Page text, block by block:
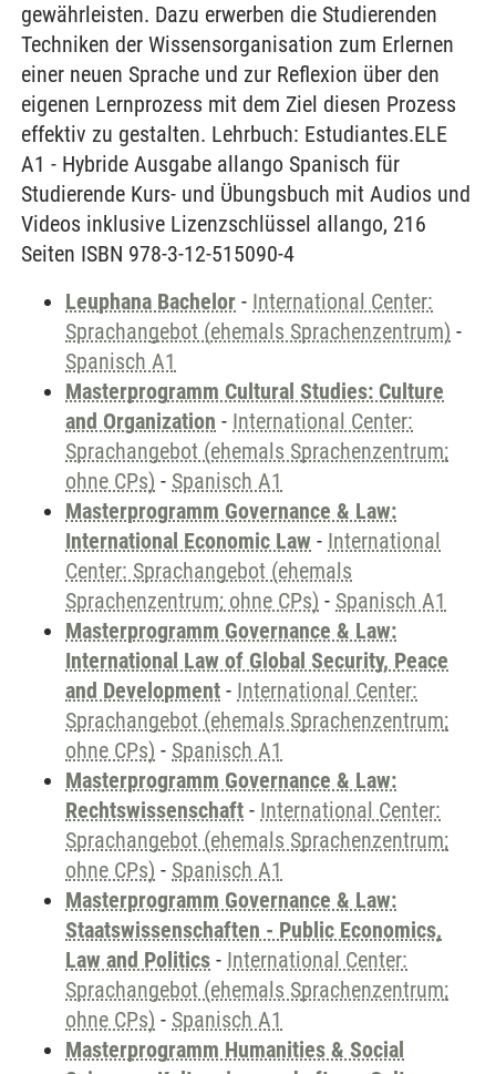
gewährleisten. Dazu erwerben die Studierenden
Techniken der Wissensorganisation zum Erlernen
einer neuen Sprache und zur Reflexion über den
eigenen Lernprozess mit dem Ziel diesen Prozess
effektiv zu gestalten. Lehrbuch: Estudiantes.ELE
A1 - Hybride Ausgabe allango Spanisch für
Studierende Kurs- und Übungsbuch mit Audios und
Videos inklusive Lizenzschlüssel allango, 216
Seiten ISBN 978-3-12-515090-4
Leuphana Bachelor - International Center:
Sprachangebot (ehemals Sprachenzentrum) -
Spanisch A1
Masterprogramm Cultural Studies: Culture
and Organization - International Center:
Sprachangebot (ehemals Sprachenzentrum;
ohne CPs) - Spanisch A1
Masterprogramm Governance & Law:
International Economic Law - International
Center: Sprachangebot (ehemals
Sprachenzentrum; ohne CPs) - Spanisch A1
Masterprogramm Governance & Law:
International Law of Global Security, Peace
and Development - International Center:
Sprachangebot (ehemals Sprachenzentrum;
ohne CPs) - Spanisch A1
Masterprogramm Governance & Law:
Rechtswissenschaft - International Center:
Sprachangebot (ehemals Sprachenzentrum;
ohne CPs) - Spanisch A1
Masterprogramm Governance & Law:
Staatswissenschaften - Public Economics,
Law and Politics - International Center:
Sprachangebot (ehemals Sprachenzentrum;
ohne CPs) - Spanisch A1
Masterprogramm Humanities & Social